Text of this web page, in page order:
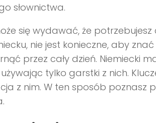
słownictwa.
się wydawać, że
nie jest konieczne, aby
przez cały dzień. Niemiecki
tylko garstki z nich.
z nim. W ten sposób poznasz